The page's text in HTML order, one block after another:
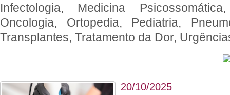
Infectologia, Medicina
Oncologia, Ortopedia, Pediatria,
Transplantes, Tratamento da Dor,
20/10/2025